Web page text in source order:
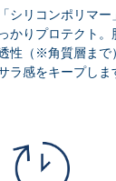
シリコンポリマ
かりプロテクト。
性（※角質層まで
ラ感をキープしま